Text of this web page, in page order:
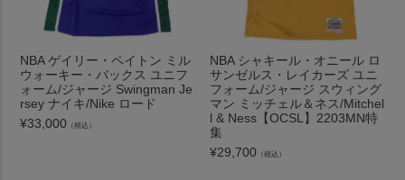
NBA ゲイリー・ペイトン ミル
ウォーキー・バックス ユニフ
ォーム/ジャージ Swingman Je
rsey ナイキ/Nike ロード
¥33,000 （税込）
NBA シャキール・オニール ロ
サンゼルス・レイカーズ ユニ
フォーム/ジャージ スウィング
マン ミッチェル＆ネス/Mitchel
l & Ness【OCSL】2203MN特
集
¥29,700 （税込）